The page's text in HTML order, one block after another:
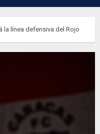
la línea defensiva del Rojo